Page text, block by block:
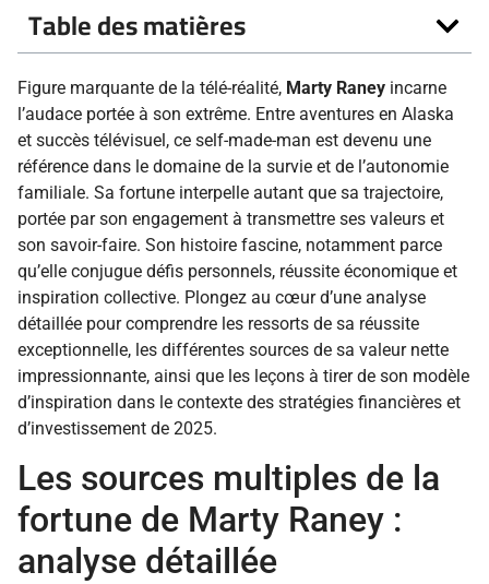
Table des matières
Figure marquante de la télé-réalité, Marty Raney incarne
l’audace portée à son extrême. Entre aventures en Alaska
et succès télévisuel, ce self-made-man est devenu une
référence dans le domaine de la survie et de l’autonomie
familiale. Sa fortune interpelle autant que sa trajectoire,
portée par son engagement à transmettre ses valeurs et
son savoir-faire. Son histoire fascine, notamment parce
qu’elle conjugue défis personnels, réussite économique et
inspiration collective. Plongez au cœur d’une analyse
détaillée pour comprendre les ressorts de sa réussite
exceptionnelle, les différentes sources de sa valeur nette
impressionnante, ainsi que les leçons à tirer de son modèle
d’inspiration dans le contexte des stratégies financières et
d’investissement de 2025.
Les sources multiples de la
fortune de Marty Raney :
analyse détaillée